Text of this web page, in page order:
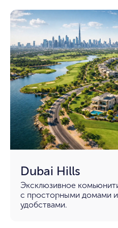
Dubai Hills
Эксклюзивное
с просторными домами
удобствами.